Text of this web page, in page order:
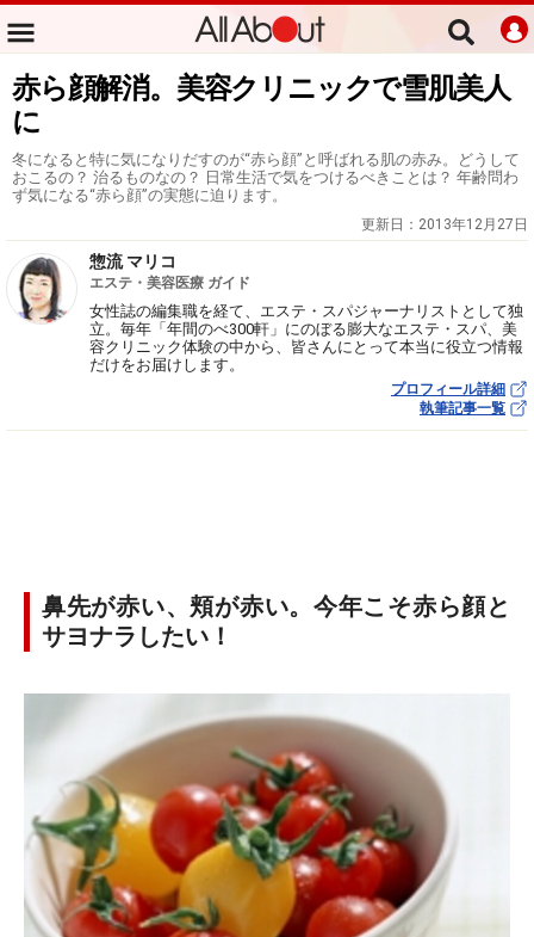
赤ら顔解消。美容クリニックで雪肌美人
に
冬になると特に気になりだすのが“赤ら顔”と呼ばれる肌の赤み。どうして
おこるの？ 治るものなの？ 日常生活で気をつけるべきことは？ 年齢問わ
ず気になる“赤ら顔”の実態に迫ります。
更新日： 2013年12月27日
惣流 マリコ
エステ・美容医療 ガイド
女性誌の編集職を経て、エステ・スパジャーナリストとして独
立。毎年「年間のべ300軒」にのぼる膨大なエステ・スパ、美
容クリニック体験の中から、皆さんにとって本当に役立つ情報
だけをお届けします。
プロフィール詳細
執筆記事一覧
鼻先が赤い、頬が赤い。今年こそ赤ら顔と
サヨナラしたい！